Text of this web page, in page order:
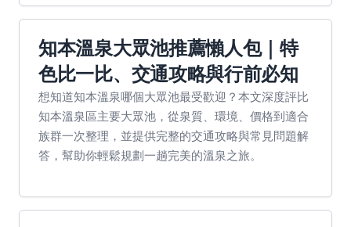
知本溫泉大眾池推薦懶人包｜特
色比一比、交通攻略與行前必知
想知道知本溫泉哪個大眾池最受歡迎？本文深度評比
知本溫泉區主要大眾池，從泉質、環境、價格到適合
族群一次整理，並提供完整的交通攻略與常見問題解
答，幫助你輕鬆規劃一趟完美的溫泉之旅。